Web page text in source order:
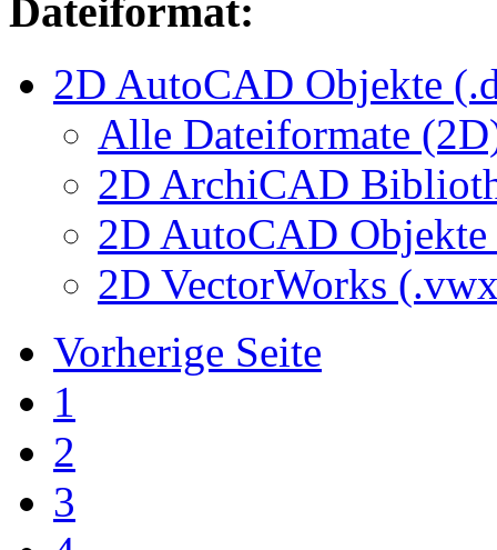
Dateiformat:
2D AutoCAD Objekte
Alle Dateiformate
2D ArchiCAD
2D AutoCAD
2D VectorWorks
Vorherige Seite
1
2
3